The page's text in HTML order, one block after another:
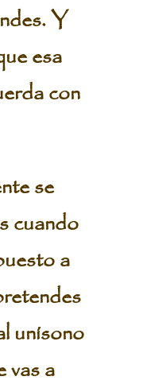
Y
esa
con
se
cuando
a
unísono
vas a